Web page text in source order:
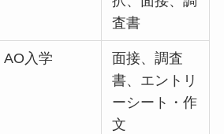
査書
AO入学
面接、調査
書、エントリ
ーシート・作
文